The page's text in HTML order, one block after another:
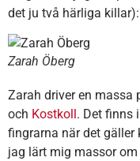
det ju två härliga killar):
Zarah Öberg
Zarah driver en massa
och Kostkoll . Det finns
fingrarna när det gäller
jag lärt mig massor